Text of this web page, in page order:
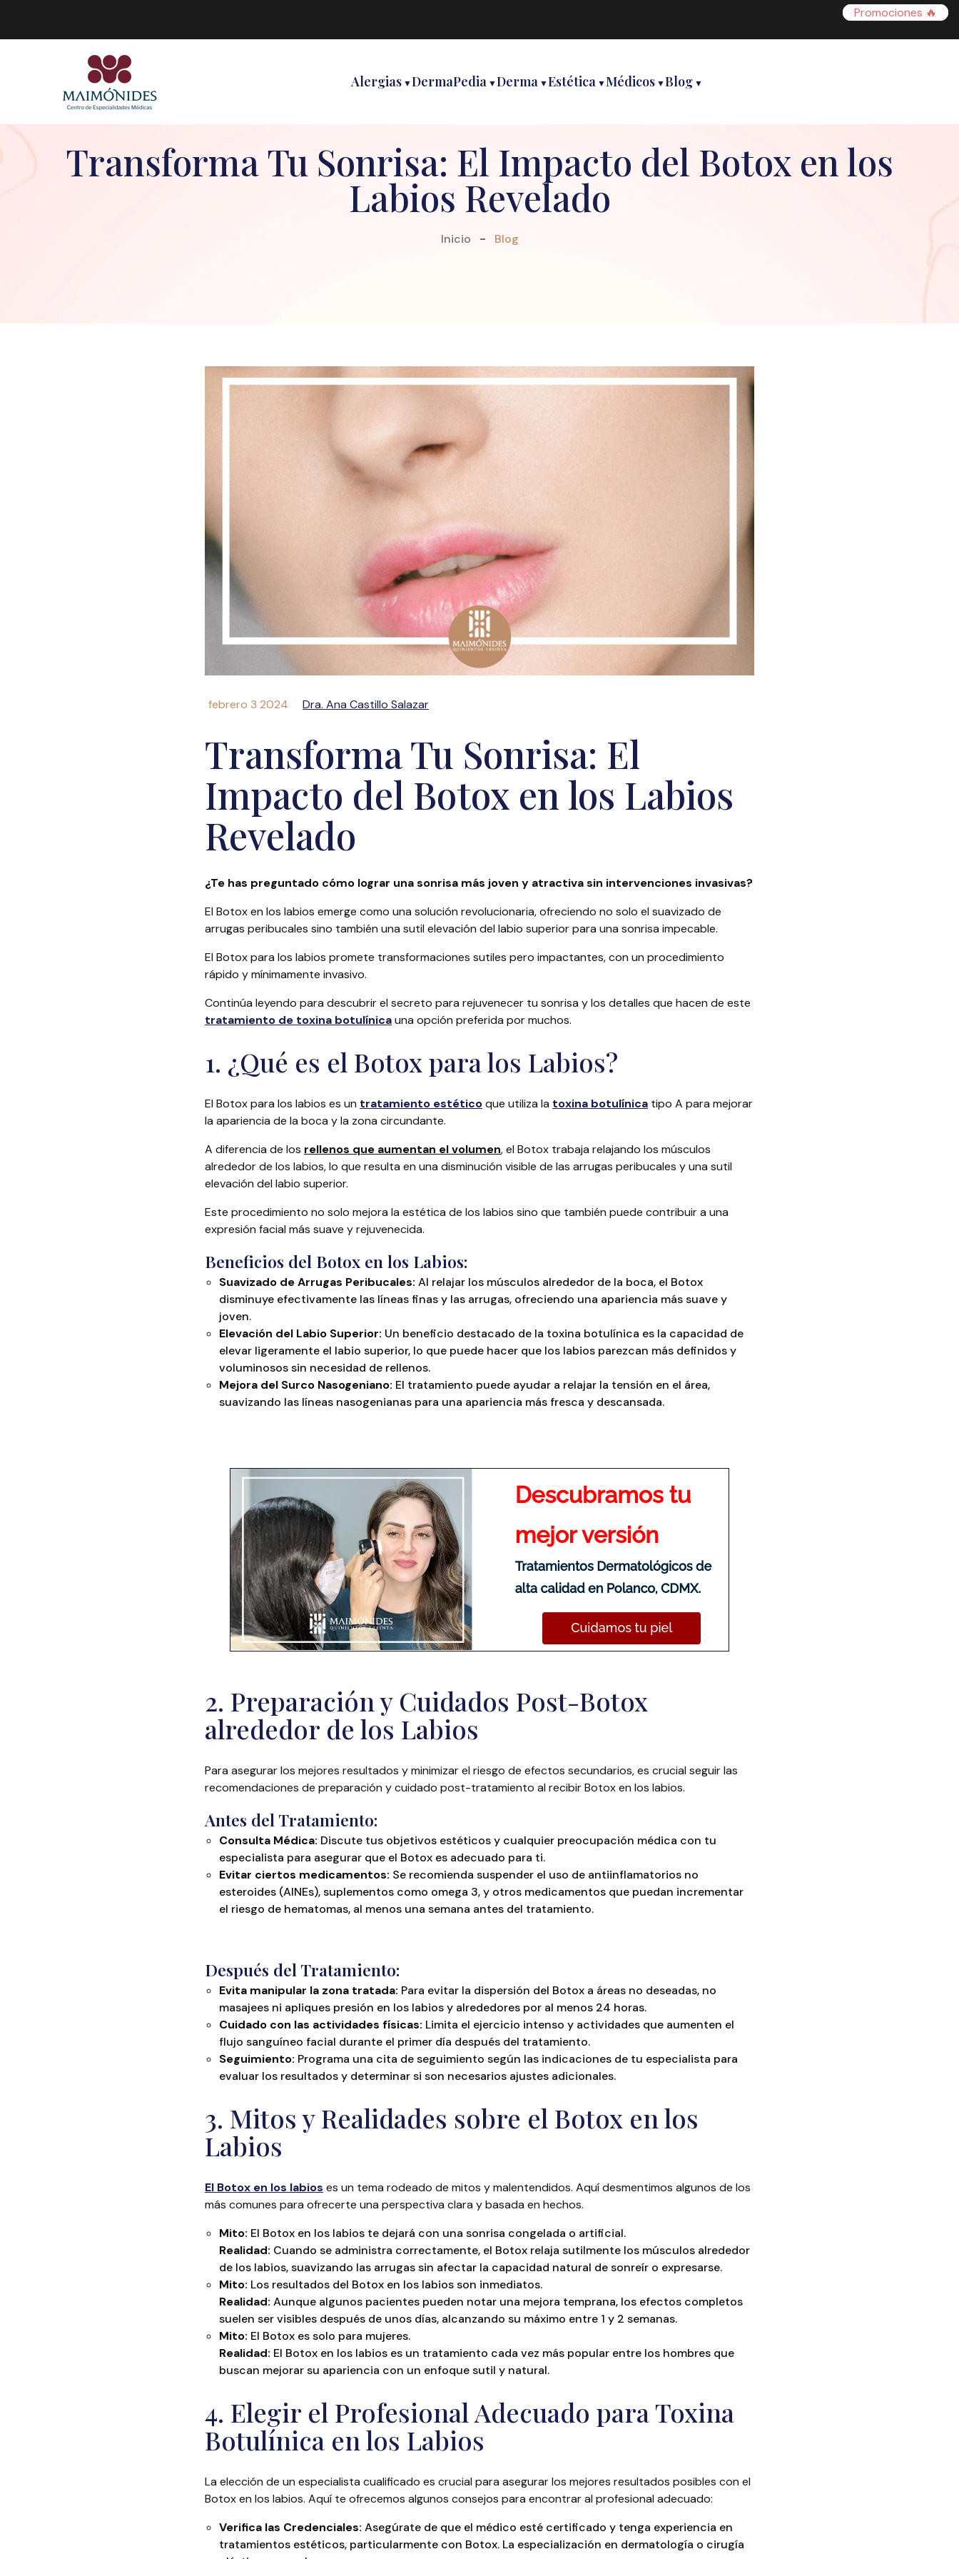
Promociones 🔥
Alergias DermaPedia Derma Estética Médicos Blog
Transforma Tu Sonrisa: El Impacto del Botox en los
Labios Revelado
Inicio Blog
febrero 3 2024 Dra. Ana Castillo Salazar
Transforma Tu Sonrisa: El
Impacto del Botox en los Labios
Revelado
¿Te has preguntado cómo lograr una sonrisa más joven y atractiva sin intervenciones invasivas?
El Botox en los labios emerge como una solución revolucionaria, ofreciendo no solo el suavizado de
arrugas peribucales sino también una sutil elevación del labio superior para una sonrisa impecable.
El Botox para los labios promete transformaciones sutiles pero impactantes, con un procedimiento
rápido y mínimamente invasivo.
Continúa leyendo para descubrir el secreto para rejuvenecer tu sonrisa y los detalles que hacen de este
tratamiento de toxina botulínicauna opción preferida por muchos.
1. ¿Qué es el Botox para los Labios?
El Botox para los labios es un tratamiento estéticoque utiliza la toxina botulínica tipo A para mejorar
la apariencia de la boca y la zona circundante.
A diferencia de los rellenos que aumentan el volumen, el Botox trabaja relajando los músculos
alrededor de los labios, lo que resulta en una disminución visible de las arrugas peribucales y una sutil
elevación del labio superior.
Este procedimiento no solo mejora la estética de los labios sino que también puede contribuir a una
expresión facial más suave y rejuvenecida.
Beneficios del Botox en los Labios:
Suavizado de Arrugas Peribucales: Al relajar los músculos alrededor de la boca, el Botox
disminuye efectivamente las líneas finas y las arrugas, ofreciendo una apariencia más suave y
joven.
Elevación del Labio Superior: Un beneficio destacado de la toxina botulínica es la capacidad de
elevar ligeramente el labio superior, lo que puede hacer que los labios parezcan más definidos y
voluminosos sin necesidad de rellenos.
Mejora del Surco Nasogeniano: El tratamiento puede ayudar a relajar la tensión en el área,
suavizando las líneas nasogenianas para una apariencia más fresca y descansada.
2. Preparación y Cuidados Post-Botox
alrededor de los Labios
Para asegurar los mejores resultados y minimizar el riesgo de efectos secundarios, es crucial seguir las
recomendaciones de preparación y cuidado post-tratamiento al recibir Botox en los labios.
Antes del Tratamiento:
Consulta Médica: Discute tus objetivos estéticos y cualquier preocupación médica con tu
especialista para asegurar que el Botox es adecuado para ti.
Evitar ciertos medicamentos: Se recomienda suspender el uso de antiinflamatorios no
esteroides (AINEs), suplementos como omega 3, y otros medicamentos que puedan incrementar
el riesgo de hematomas, al menos una semana antes del tratamiento.
Después del Tratamiento:
Evita manipular la zona tratada: Para evitar la dispersión del Botox a áreas no deseadas, no
masajees ni apliques presión en los labios y alrededores por al menos 24 horas.
Cuidado con las actividades físicas: Limita el ejercicio intenso y actividades que aumenten el
flujo sanguíneo facial durante el primer día después del tratamiento.
Seguimiento: Programa una cita de seguimiento según las indicaciones de tu especialista para
evaluar los resultados y determinar si son necesarios ajustes adicionales.
3. Mitos y Realidades sobre el Botox en los
Labios
El Botox en los labios es un tema rodeado de mitos y malentendidos. Aquí desmentimos algunos de los
más comunes para ofrecerte una perspectiva clara y basada en hechos.
Mito: El Botox en los labios te dejará con una sonrisa congelada o artificial.
Realidad: Cuando se administra correctamente, el Botox relaja sutilmente los músculos alrededor
de los labios, suavizando las arrugas sin afectar la capacidad natural de sonreír o expresarse.
Mito: Los resultados del Botox en los labios son inmediatos.
Realidad: Aunque algunos pacientes pueden notar una mejora temprana, los efectos completos
suelen ser visibles después de unos días, alcanzando su máximo entre 1 y 2 semanas.
Mito: El Botox es solo para mujeres.
Realidad: El Botox en los labios es un tratamiento cada vez más popular entre los hombres que
buscan mejorar su apariencia con un enfoque sutil y natural.
4. Elegir el Profesional Adecuado para Toxina
Botulínica en los Labios
La elección de un especialista cualificado es crucial para asegurar los mejores resultados posibles con el
Botox en los labios. Aquí te ofrecemos algunos consejos para encontrar al profesional adecuado:
Verifica las Credenciales: Asegúrate de que el médico esté certificado y tenga experiencia en
tratamientos estéticos, particularmente con Botox. La especialización en dermatología o cirugía